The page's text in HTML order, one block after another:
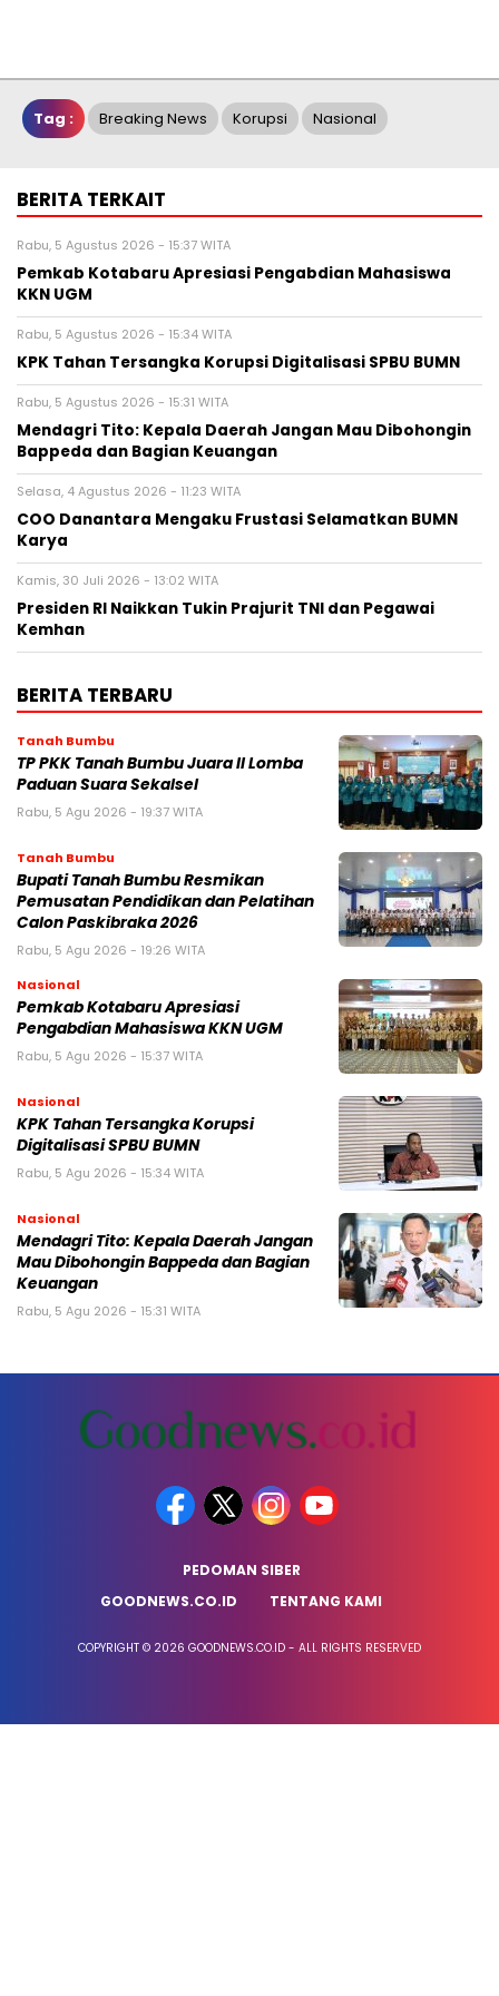
Tag : Breaking News Korupsi Nasional
BERITA TERKAIT
Rabu, 5 Agustus 2026 - 15:37 WITA
Pemkab Kotabaru Apresiasi Pengabdian Mahasiswa
KKN UGM
Rabu, 5 Agustus 2026 - 15:34 WITA
KPK Tahan Tersangka Korupsi Digitalisasi SPBU BUMN
Rabu, 5 Agustus 2026 - 15:31 WITA
Mendagri Tito: Kepala Daerah Jangan Mau Dibohongin
Bappeda dan Bagian Keuangan
Selasa, 4 Agustus 2026 - 11:23 WITA
COO Danantara Mengaku Frustasi Selamatkan BUMN
Karya
Kamis, 30 Juli 2026 - 13:02 WITA
Presiden RI Naikkan Tukin Prajurit TNI dan Pegawai
Kemhan
BERITA TERBARU
Tanah Bumbu
TP PKK Tanah Bumbu Juara II Lomba
Paduan Suara Sekalsel
Rabu, 5 Agu 2026 - 19:37 WITA
Tanah Bumbu
Bupati Tanah Bumbu Resmikan
Pemusatan Pendidikan dan Pelatihan
Calon Paskibraka 2026
Rabu, 5 Agu 2026 - 19:26 WITA
Nasional
Pemkab Kotabaru Apresiasi
Pengabdian Mahasiswa KKN UGM
Rabu, 5 Agu 2026 - 15:37 WITA
Nasional
KPK Tahan Tersangka Korupsi
Digitalisasi SPBU BUMN
Rabu, 5 Agu 2026 - 15:34 WITA
Nasional
Mendagri Tito: Kepala Daerah Jangan
Mau Dibohongin Bappeda dan Bagian
Keuangan
Rabu, 5 Agu 2026 - 15:31 WITA
PEDOMAN SIBER
GOODNEWS.CO.ID
TENTANG KAMI
COPYRIGHT © 2026 GOODNEWS.CO.ID - ALL RIGHTS RESERVED